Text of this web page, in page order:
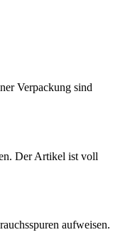
Verpackung sind
Der Artikel ist voll
aufweisen.